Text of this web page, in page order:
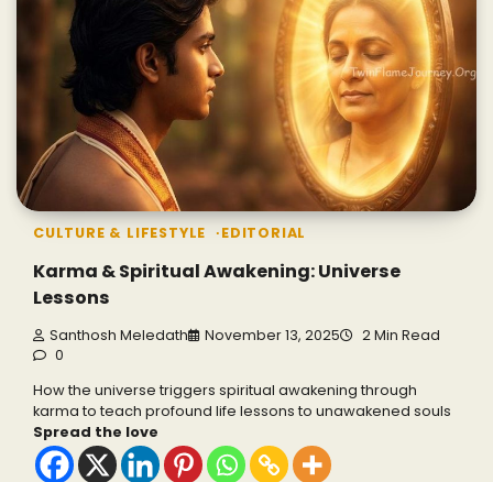
CULTURE & LIFESTYLE EDITORIAL
Karma & Spiritual Awakening: Universe
Lessons
Santhosh Meledath November 13, 2025
2 Min Read
0
How the universe triggers spiritual awakening through
karma to teach profound life lessons to unawakened souls
Spread the love